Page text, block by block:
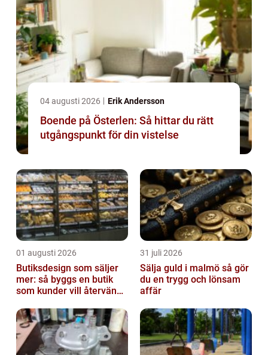
04 augusti 2026 Erik Andersson
Boende på Österlen: Så hittar du rätt
utgångspunkt för din vistelse
01 augusti 2026
Butiksdesign som säljer
mer: så byggs en butik
som kunder vill återvända
31 juli 2026
Sälja guld i malmö så gör
du en trygg och lönsam
affär